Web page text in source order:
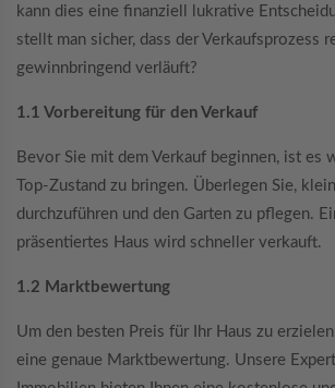
kann dies eine finanziell lukrative
stellt man sicher, dass der Verkaufsprozess
gewinnbringend verläuft?
1.1 Vorbereitung für den Verkauf
Bevor Sie mit dem Verkauf beginnen, ist es
Top-Zustand zu bringen. Überlegen Sie,
durchzuführen und den Garten zu pflegen.
präsentiertes Haus wird schneller verkauft.
1.2 Marktbewertung
Um den besten Preis für Ihr Haus zu
eine genaue Marktbewertung. Unsere